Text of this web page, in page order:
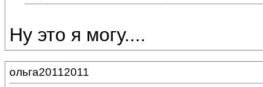
Ну это я могу....
ольга20112011